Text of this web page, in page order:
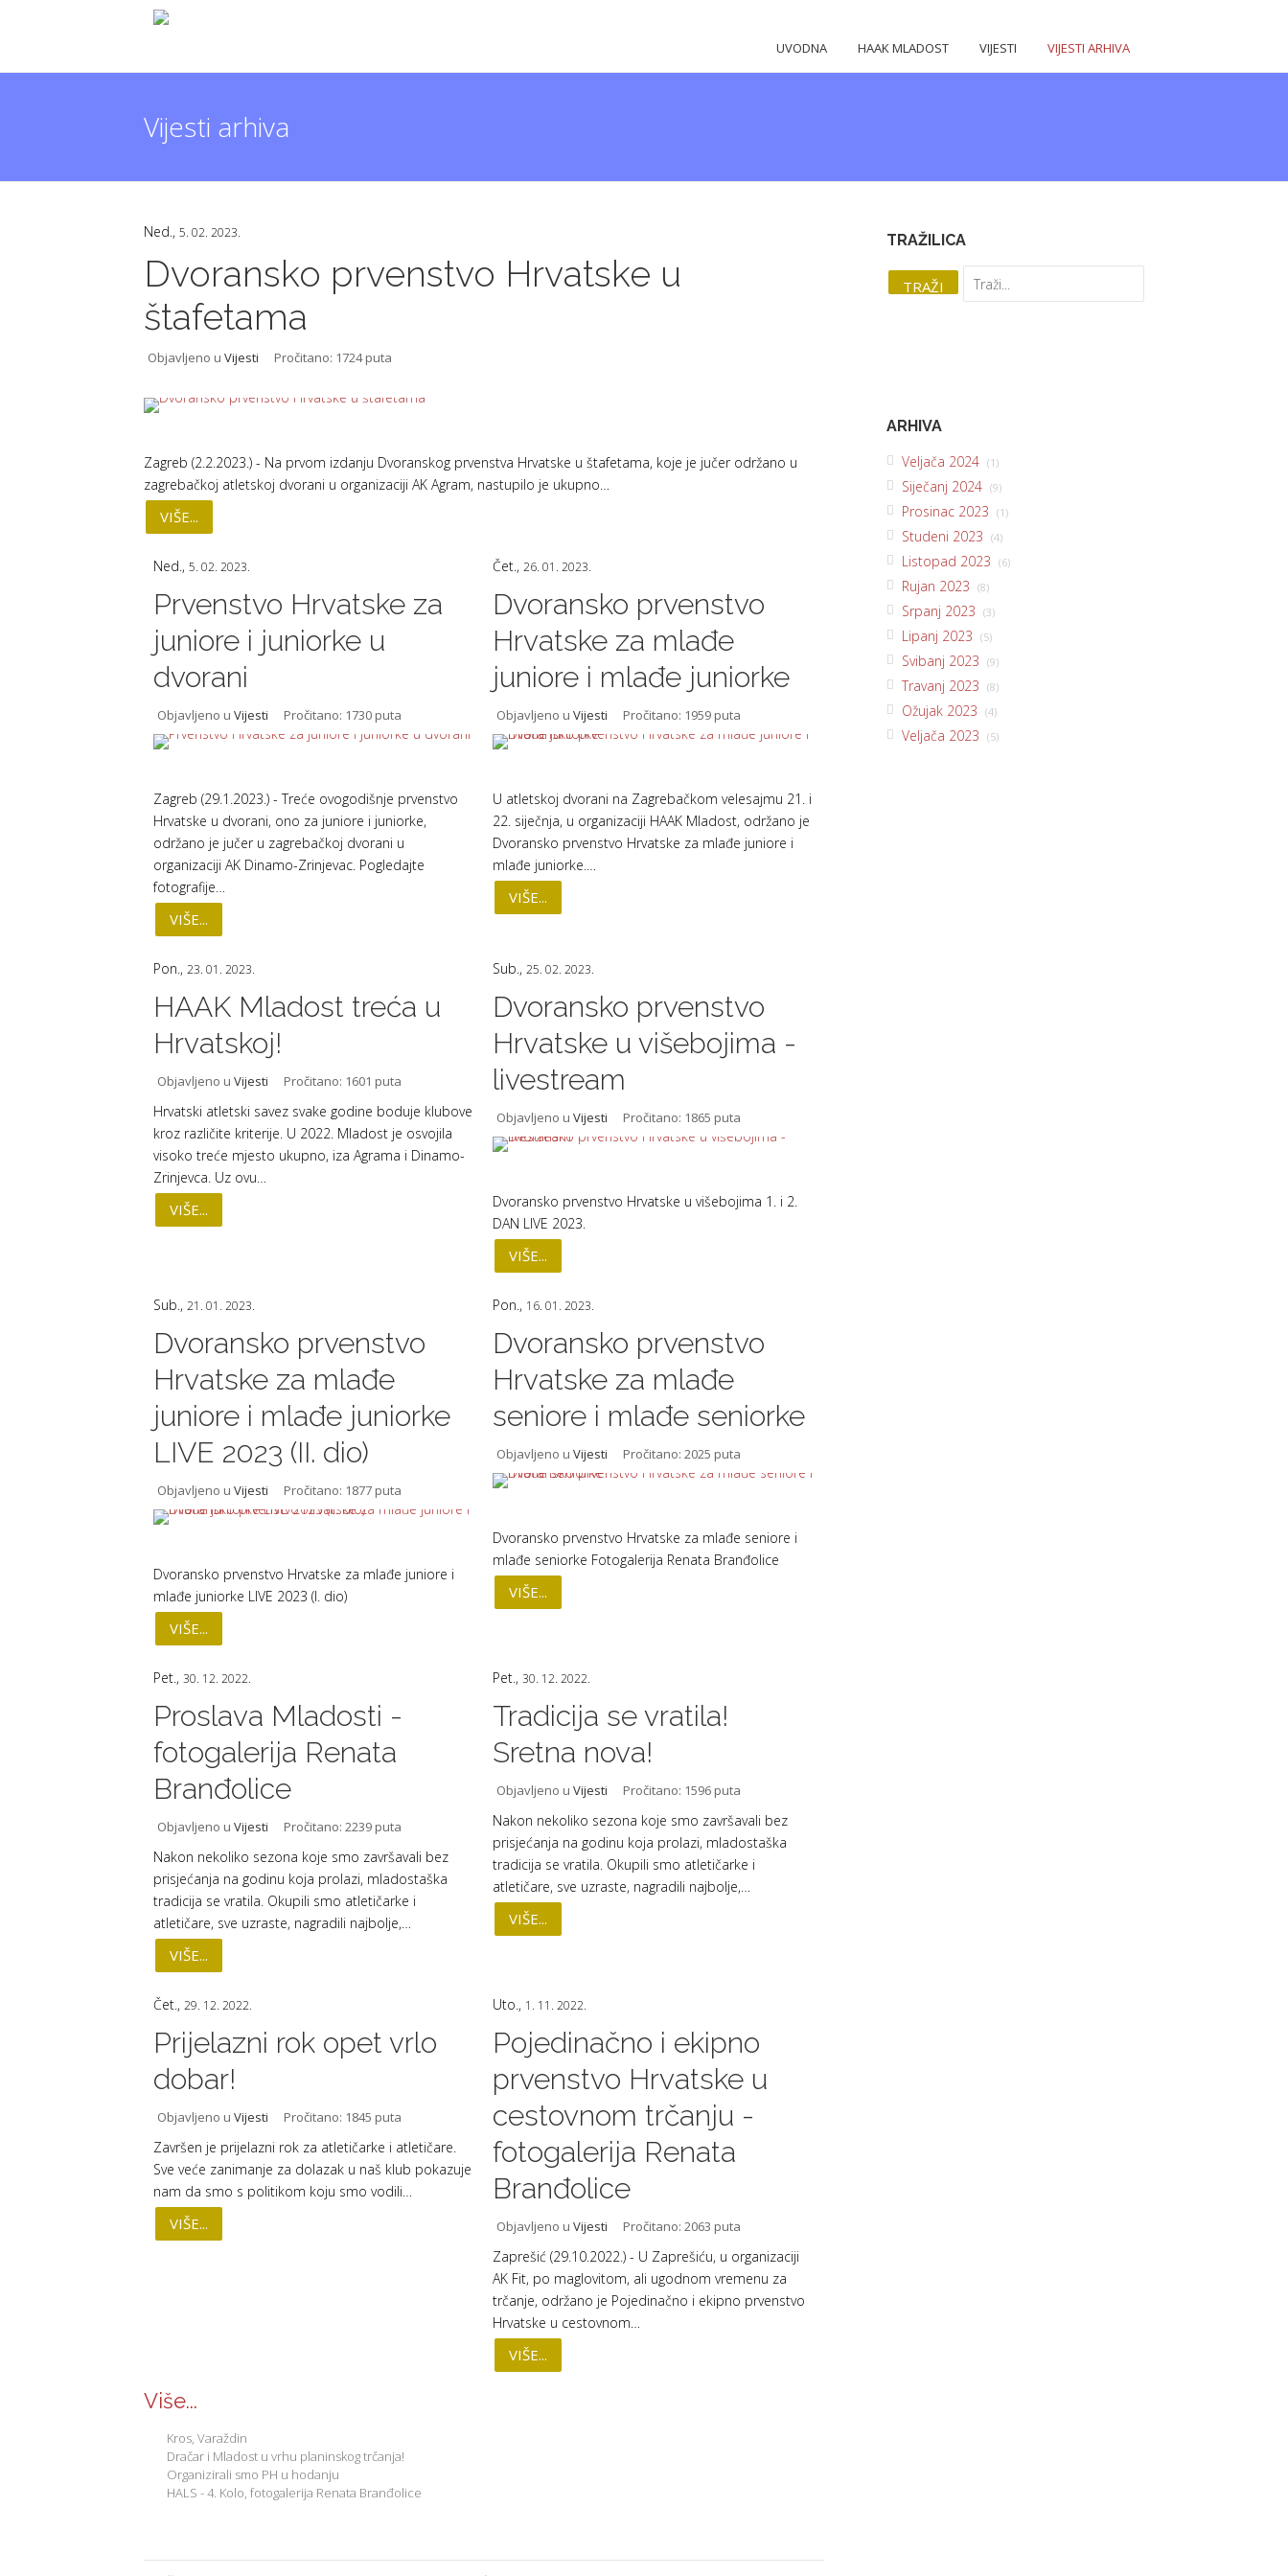
UVODNA HAAK MLADOST VIJESTI VIJESTI ARHIVA
Vijesti arhiva
Ned., 5. 02. 2023.
Dvoransko prvenstvo Hrvatske u
štafetama
Objavljeno u Vijesti Pročitano: 1724 puta
Zagreb (2.2.2023.) - Na prvom izdanju Dvoranskog prvenstva Hrvatske u štafetama, koje je jučer održano u
zagrebačkoj atletskoj dvorani u organizaciji AK Agram, nastupilo je ukupno…
VIŠE...
Ned., 5. 02. 2023.
Prvenstvo Hrvatske za
juniore i juniorke u
dvorani
Objavljeno u Vijesti Pročitano: 1730 puta
Zagreb (29.1.2023.) - Treće ovogodišnje prvenstvo
Hrvatske u dvorani, ono za juniore i juniorke,
održano je jučer u zagrebačkoj dvorani u
organizaciji AK Dinamo-Zrinjevac. Pogledajte
fotografije…
VIŠE...
Čet.,26. 01. 2023.
Dvoransko prvenstvo
Hrvatske za mlađe
juniore i mlađe juniorke
Objavljeno uVijesti Pročitano: 1959 puta
U atletskoj dvorani na Zagrebačkom velesajmu 21. i
22. siječnja, u organizaciji HAAK Mladost, održano je
Dvoransko prvenstvo Hrvatske za mlađe juniore i
mlađe juniorke.…
VIŠE...
Pon., 23. 01. 2023.
HAAK Mladost treća u
Hrvatskoj!
Objavljeno u Vijesti Pročitano: 1601 puta
Hrvatski atletski savez svake godine boduje klubove
kroz različite kriterije. U 2022. Mladost je osvojila
visoko treće mjesto ukupno, iza Agrama i Dinamo-
Zrinjevca. Uz ovu…
VIŠE...
Sub.,25. 02. 2023.
Dvoransko prvenstvo
Hrvatske u višebojima -
livestream
Objavljeno uVijesti Pročitano: 1865 puta
Dvoransko prvenstvo Hrvatske u višebojima 1. i 2.
DAN LIVE 2023.
VIŠE...
Sub., 21. 01. 2023.
Dvoransko prvenstvo
Hrvatske za mlađe
juniore i mlađe juniorke
LIVE 2023 (II. dio)
Objavljeno u Vijesti Pročitano: 1877 puta
Dvoransko prvenstvo Hrvatske za mlađe juniore i
mlađe juniorke LIVE 2023 (I. dio)
VIŠE...
Pon., 16. 01. 2023.
Dvoransko prvenstvo
Hrvatske za mlađe
seniore i mlađe seniorke
Objavljeno uVijesti Pročitano: 2025 puta
Dvoransko prvenstvo Hrvatske za mlađe seniore i
mlađe seniorke Fotogalerija Renata Branđolice
VIŠE...
Pet., 30. 12. 2022.
Proslava Mladosti -
fotogalerija Renata
Branđolice
Objavljeno u Vijesti Pročitano: 2239 puta
Nakon nekoliko sezona koje smo završavali bez
prisjećanja na godinu koja prolazi, mladostaška
tradicija se vratila. Okupili smo atletičarke i
atletičare, sve uzraste, nagradili najbolje,…
VIŠE...
Pet.,30. 12. 2022.
Tradicija se vratila!
Sretna nova!
Objavljeno uVijesti Pročitano: 1596 puta
Nakon nekoliko sezona koje smo završavali bez
prisjećanja na godinu koja prolazi, mladostaška
tradicija se vratila. Okupili smo atletičarke i
atletičare, sve uzraste, nagradili najbolje,…
VIŠE...
Čet., 29. 12. 2022.
Prijelazni rok opet vrlo
dobar!
Objavljeno u Vijesti Pročitano: 1845 puta
Završen je prijelazni rok za atletičarke i atletičare.
Sve veće zanimanje za dolazak u naš klub pokazuje
nam da smo s politikom koju smo vodili…
VIŠE...
Uto., 1. 11. 2022.
Pojedinačno i ekipno
prvenstvo Hrvatske u
cestovnom trčanju -
fotogalerija Renata
Branđolice
Objavljeno uVijesti Pročitano: 2063 puta
Zaprešić (29.10.2022.) - U Zaprešiću, u organizaciji
AK Fit, po maglovitom, ali ugodnom vremenu za
trčanje, održano je Pojedinačno i ekipno prvenstvo
Hrvatske u cestovnom…
VIŠE...
Više...
Kros, Varaždin
Dračar i Mladost u vrhu planinskog trčanja!
Organizirali smo PH u hodanju
HALS - 4. Kolo, fotogalerija Renata Branđolice
TRAŽILICA
ARHIVA
Veljača 2024 (1)
Siječanj 2024 (9)
Prosinac 2023 (1)
Studeni 2023 (4)
Listopad 2023 (6)
Rujan 2023 (8)
Srpanj 2023 (3)
Lipanj 2023 (5)
Svibanj 2023 (9)
Travanj 2023 (8)
Ožujak 2023 (4)
Veljača 2023 (5)